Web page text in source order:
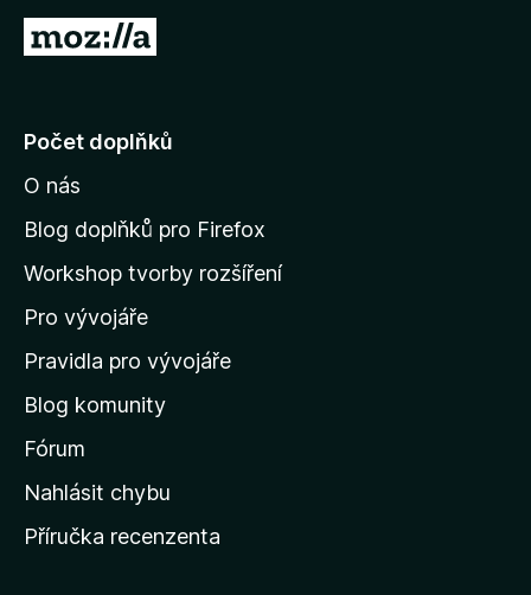
P
j
t
n
d
o
m
v
s
k
u
Počet doplňků
O nás
Blog doplňků pro Firefox
Workshop tvorby rozšíření
Pro vývojáře
Pravidla pro vývojáře
Blog komunity
Fórum
Nahlásit chybu
Příručka recenzenta